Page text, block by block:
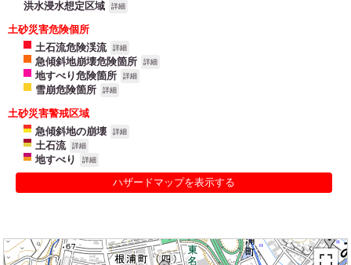
洪水浸水想定区域 詳細
土砂災害危険個所
土石流危険渓流
詳細
急傾斜地崩壊危険箇所 詳細
地すべり危険箇所 詳細
雪崩危険箇所 詳細
土砂災害警戒区域
急傾斜地の崩壊
詳細
土石流 詳細
地すべり 詳細
ハザードマップを表示する